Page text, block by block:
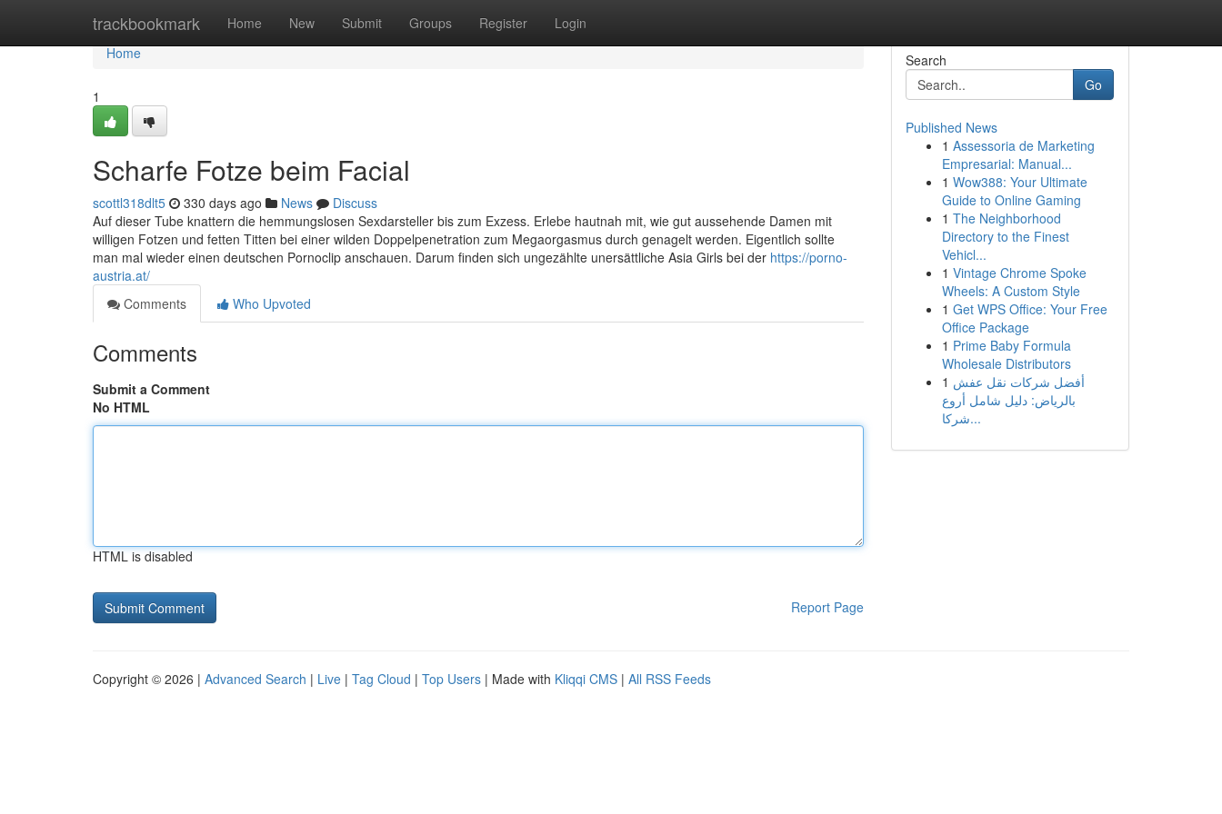
trackbookmark Home New Submit Groups Register Login
Home
Home
1
Scharfe Fotze beim Facial
scottl318dlt5 330 days ago News
Discuss
Auf dieser Tube knattern die hemmungslosen Sexdarsteller bis zum Exzess. Erlebe hautnah mit, wie gut aussehende Damen mit
willigen Fotzen und fetten Titten bei einer wilden Doppelpenetration zum Megaorgasmus durch genagelt werden. Eigentlich sollte
man mal wieder einen deutschen Pornoclip anschauen. Darum finden sich ungezählte unersättliche Asia Girls bei der https://porno-
austria.at/
Comments
Who Upvoted
Comments
Submit a Comment
No HTML
HTML is disabled
Report Page
Search
Go
Published News
1 Assessoria de Marketing
Empresarial: Manual...
1 Wow388: Your Ultimate
Guide to Online Gaming
1 The Neighborhood
Directory to the Finest
Vehicl...
1 Vintage Chrome Spoke
Wheels: A Custom Style
1 Get WPS Office: Your Free
Office Package
1 Prime Baby Formula
Wholesale Distributors
1 أفضل شركات نقل عفش
بالرياض: دليل شامل أروع
شركا...
Copyright © 2026 | Advanced Search | Live | Tag Cloud | Top Users | Made with Kliqqi CMS | All RSS Feeds